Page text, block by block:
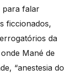
para falar
ficcionados,
da
Mané de
“anestesia do